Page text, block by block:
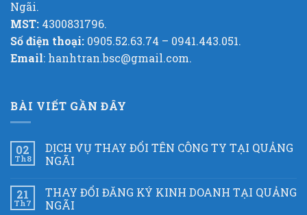
Ngãi.
MST: 4300831796.
Số điện thoại: 0905.52.63.74 – 0941.443.051.
Email: hanhtran.bsc@gmail.com.
BÀI VIẾT GẦN ĐÂY
02
Th8
DỊCH VỤ THAY ĐỔI TÊN CÔNG TY TẠI QUẢNG
NGÃI
21
Th7
THAY ĐỔI ĐĂNG KÝ KINH DOANH TẠI QUẢNG
NGÃI